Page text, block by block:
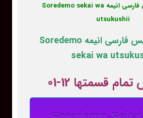
دانلود زیرنویس فارسی انیمه Soredemo sekai wa
utsukushii
دانلود زیرنویس فارسی انیمه Soredemo
sekai wa
قسمتها 12-01